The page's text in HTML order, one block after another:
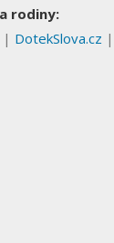
rodiny:
| DotekSlova.cz |